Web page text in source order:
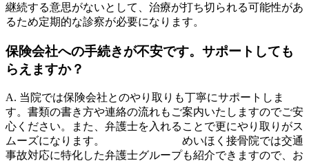
継続する意思がないとして、治療が打ち切られる可能性があ
るため定期的な診察が必要になります。
保険会社への手続きが不安です。サポートしても
らえますか？
A. 当院では保険会社とのやり取りも丁寧にサポートしま
す。書類の書き方や連絡の流れもご案内いたしますのでご安
心ください。また、弁護士を入れることで更にやり取りがス
ムーズになります。 めいほく接骨院では交通
事故対応に特化した弁護士グループも紹介できますので、お